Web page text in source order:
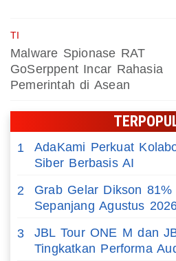
TI
Malware Spionase RAT
GoSerppent Incar Rahasia
Pemerintah di Asean
1
AdaKami Perkuat
Siber Berbasis AI
2
Grab Gelar Dikson
Sepanjang Agustus
3
JBL Tour ONE M dan
Tingkatkan Performa